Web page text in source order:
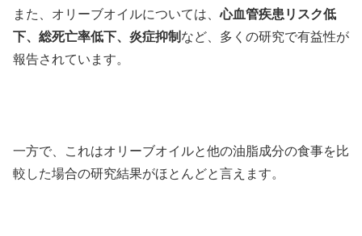
また、オリーブオイルについては、心血管疾患リスク低
下、総死亡率低下、炎症抑制 など、多くの研究で有益性が
報告されています。
一方で、これはオリーブオイルと他の油脂成分の食事を比
較した場合の研究結果がほとんどと言えます。